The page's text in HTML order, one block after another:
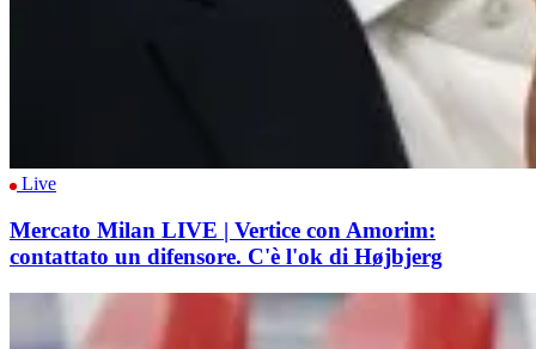
Live
Mercato Milan LIVE | Vertice con Amorim:
contattato un difensore. C'è l'ok di Højbjerg